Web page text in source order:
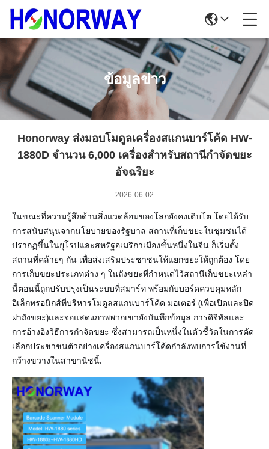
ข้อมูลข่าว
Honorway ส่งมอบโมดูลเครื่องสแกนบาร์โค้ด HW-
1880D จำนวน 6,000 เครื่องสำหรับสถานีกำจัดขยะ
อัจฉริยะ
2026-06-02
ในขณะที่ความรู้สึกด้านสิ่งแวดล้อมของโลกยังคงเติบโต โดยได้รับ
การสนับสนุนจากนโยบายของรัฐบาล สถานที่เก็บขยะในชุมชนได้
ปรากฏขึ้นในยุโรปและสหรัฐอเมริกาเมืองชั้นหนึ่งในจีน ก็เริ่มตั้ง
สถานที่คล้ายๆ กัน เพื่อส่งเสริมประชาชนให้แยกขยะให้ถูกต้อง โดย
การเก็บขยะประเภทต่าง ๆ ในถังขยะที่กําหนดไว้สถานีเก็บขยะเหล่า
นี้ตอนนี้ถูกปรับปรุงเป็นระบบที่สมาร์ท พร้อมกับบอร์ดควบคุมหลัก
อิเล็กทรอนิกส์ที่บริหารโมดูลสแกนบาร์โค้ด มอเตอร์ (เพื่อเปิดและปิด
ฝาถังขยะ)และจอแสดงภาพพวกเขายังบันทึกข้อมูล การดิจิทัลและ
การอ้างอิงวิธีการกําจัดขยะ ซึ่งสามารถเป็นหนึ่งในตัวชี้วัดในการคัด
เลือกประชาชนตัวอย่างเครื่องสแกนบาร์โค้ดกําลังพบการใช้งานที่
กว้างขวางในสาขานิชนี้.